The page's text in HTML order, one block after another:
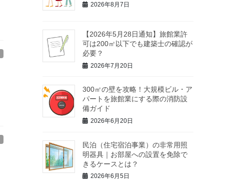
2026年8月7日
【2026年5月28日通知】旅館業許
可は200㎡以下でも建築士の確認が
必要？
2026年7月20日
300㎡の壁を攻略！大規模ビル・ア
パートを旅館業にする際の消防設
備ガイド
2026年6月20日
民泊（住宅宿泊事業）の非常用照
明器具｜お部屋への設置を免除で
きるケースとは？
2026年6月5日